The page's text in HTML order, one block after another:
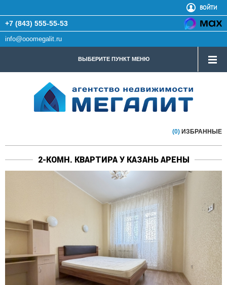
ВОЙТИ
+7 (843) 555-55-53
info@ooomegalit.ru
ВЫБЕРИТЕ ПУНКТ МЕНЮ
(0) ИЗБРАННЫЕ
2-КОМН. КВАРТИРА У КАЗАНЬ АРЕНЫ